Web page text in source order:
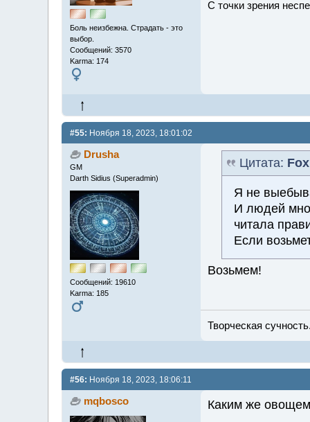
Боль неизбежна. Страдать - это
выбор.
Сообщений: 3570
Karma: 174
С точки зрения
#55: Ноября 18, 2023, 18:01:02
Drusha
GM
Darth Sidius (Superadmin)
Сообщений: 19610
Karma: 185
Цитата:
Я не
И людей
читала
Если
Возьмем!
Творческая
#56: Ноября 18, 2023, 18:06:11
mqbosco Каким же